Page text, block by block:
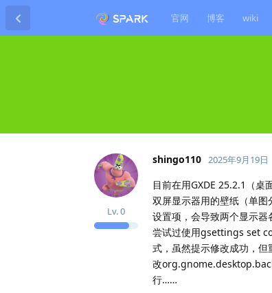
官网 博客 wiki
shingo110
Lv.0
2025年9月19日
目前在用GXDE 25.2.1（
双屏显示器用的壁纸（单
设置项，会导致两个显示器
尝试过使用gsettings set
式，虽然提示修改成功，但
改
行……